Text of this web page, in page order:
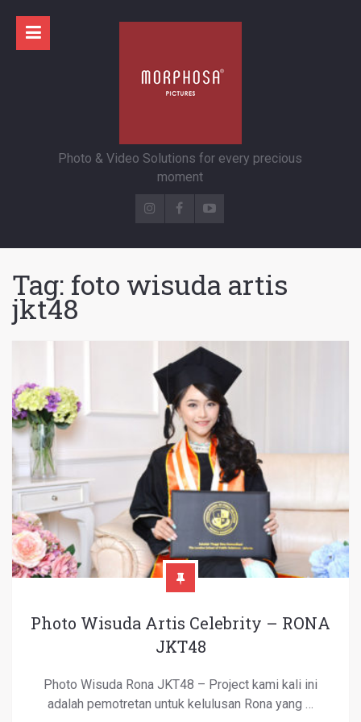
Photo & Video Solutions for every precious
moment
Tag: foto wisuda artis
jkt48
Photo Wisuda Artis Celebrity – RONA
JKT48
Photo Wisuda Rona JKT48 – Project kami kali ini
adalah pemotretan untuk kelulusan Rona yang …